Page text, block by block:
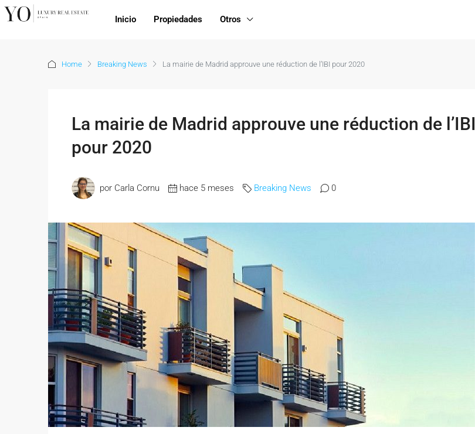
Inicio Propiedades Otros
Home Breaking News La mairie de Madrid approuve une réduction de l’IBI pour 2020
La mairie de Madrid approuve une réduction de l’IBI
pour 2020
por Carla Cornu hace 5 meses Breaking News 0